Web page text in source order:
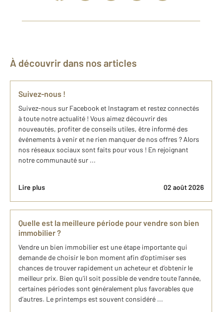
À découvrir dans nos articles
Suivez-nous !
Suivez-nous sur Facebook et Instagram et restez connectés
à toute notre actualité ! Vous aimez découvrir des
nouveautés, profiter de conseils utiles, être informé des
événements à venir et ne rien manquer de nos offres ? Alors
nos réseaux sociaux sont faits pour vous ! En rejoignant
notre communauté sur ...
Lire plus 02 août 2026
Quelle est la meilleure période pour vendre son bien
immobilier ?
Vendre un bien immobilier est une étape importante qui
demande de choisir le bon moment afin d’optimiser ses
chances de trouver rapidement un acheteur et d’obtenir le
meilleur prix. Bien qu’il soit possible de vendre toute l’année,
certaines périodes sont généralement plus favorables que
d’autres. Le printemps est souvent considéré ...